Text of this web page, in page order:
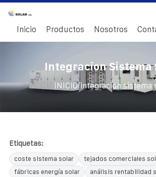
Inicio Productos Nosotros
Integracion Sistema
INICIO/integracion sistema
Etiquetas:
coste sistema solar
tejados comerciales
fábricas energía solar
análisis rentabilidad